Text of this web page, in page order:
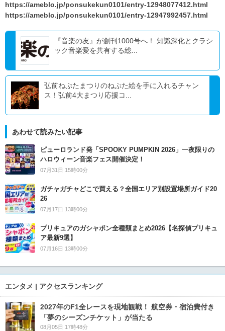
https://ameblo.jp/ponsukekun0101/entry-12948077412.html
https://ameblo.jp/ponsukekun0101/entry-12947992457.html
『音楽の友』が創刊1000号へ！ 知識深化とクラシ
ック音楽愛を共有する総...
弘前ねぷたまつりのねぷた絵を手に入れるチャン
ス！弘前4大まつり応援コ...
あわせて読みたい記事
ピューロランド発「SPOOKY PUMPKIN 2026」一夜限りの
ハロウィーン音楽フェス開催決定！
07月31日 15時00分
ガチャガチャどこで買える？全国エリア別設置場所ガイド20
26
07月17日 13時00分
プリキュアのガシャポン全種類まとめ2026【名探偵プリキュ
ア最新9選】
07月16日 13時00分
エンタメ | アクセスランキング
2027年のF1全レースを現地観戦！ 航空券・宿泊費付き
「夢のシーズンチケット」が当たる
08月05日 17時48分